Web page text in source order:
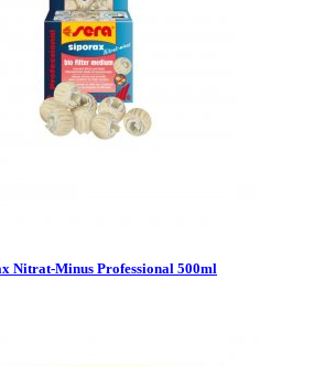
Nitrat-Minus Professional 500ml